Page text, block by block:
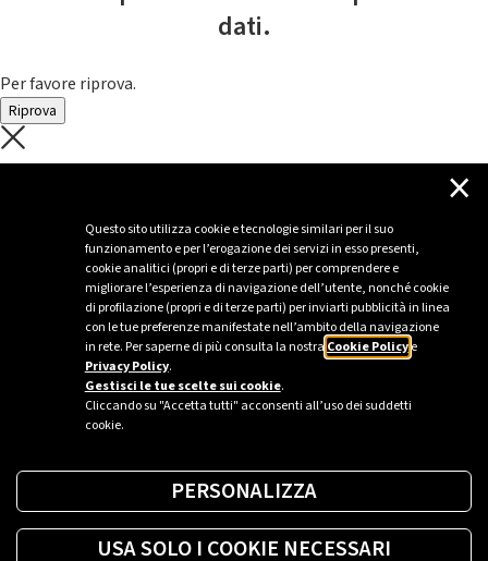
Questo sito utilizza cookie e tecnologie similari per il suo
funzionamento e per l’erogazione dei servizi in esso presenti,
cookie analitici (propri e di terze parti) per comprendere e
migliorare l’esperienza di navigazione dell’utente, nonché cookie
di profilazione (propri e di terze parti) per inviarti pubblicità in linea
con le tue preferenze manifestate nell’ambito della navigazione
in rete. Per saperne di più consulta la nostra Cookie Policye
Privacy Policy.
Gestisci le tue scelte sui cookie.
Cliccando su "Accetta tutti" acconsenti all’uso dei suddetti
cookie.
×
PERSONALIZZA
USA SOLO I COOKIE NECESSARI
dati.
Per favore riprova.
Riprova
C'è un problema con il recupero dei
Per favore riprova piú tardi
Sei un’azienda o una PA?
Trova la soluzione più giusta per te.
Richiedi una colonnina